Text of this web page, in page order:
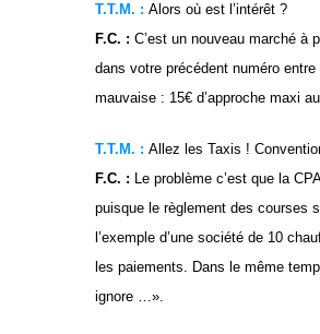
T.T.M. : Alors où est l’intérêt ?
F.C. : C’est un nouveau marché à
dans votre précédent numéro
mauvaise : 15€ d’approche maxi
T.T.M. : Allez les Taxis !
F.C. : Le problème c’est que la
puisque le règlement des courses
l’exemple d’une société de 10
les paiements. Dans le même
ignore …».